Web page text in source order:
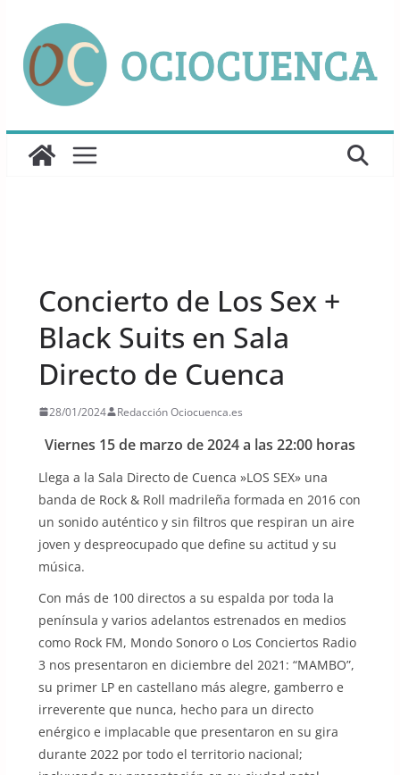
contenido
Concierto de Los Sex +
Black Suits en Sala
Directo de Cuenca
28/01/2024 Redacción Ociocuenca.es
Viernes 15 de marzo de 2024 a las 22:00 horas
Llega a la Sala Directo de Cuenca »LOS SEX» una
banda de Rock & Roll madrileña formada en 2016 con
un sonido auténtico y sin filtros que respiran un aire
joven y despreocupado que define su actitud y su
música.
Con más de 100 directos a su espalda por toda la
península y varios adelantos estrenados en medios
como Rock FM, Mondo Sonoro o Los Conciertos Radio
3 nos presentaron en diciembre del 2021: “MAMBO”,
su primer LP en castellano más alegre, gamberro e
irreverente que nunca, hecho para un directo
enérgico e implacable que presentaron en su gira
durante 2022 por todo el territorio nacional;